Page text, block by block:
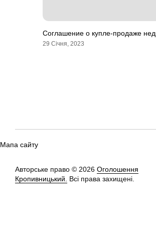
Соглашение о купле-продаже
29 Січня, 2023
Мапа сайту
Авторське право © 2026 Оголошення
Кропивницький.
Всі права захищені.